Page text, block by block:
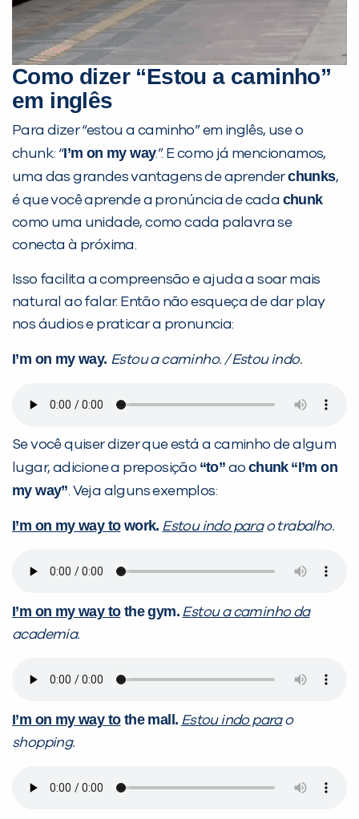
Como dizer “Estou a caminho”
em inglês
Para dizer “estou a caminho” em inglês, use o
chunk: “I’m on my way.”. E como já mencionamos,
uma das grandes vantagens de aprenderchunks,
é que você aprende a pronúncia de cada chunk
como uma unidade, como cada palavra se
conecta à próxima.
Isso facilita a compreensão e ajuda a soar mais
natural ao falar. Então não esqueça de dar play
nos áudios e praticar a pronuncia:
I’m on my way. Estou a caminho. / Estou indo.
Se você quiser dizer que está a caminho de algum
lugar, adicione a preposição “to” ao chunk “I’m on
my way”. Veja alguns exemplos:
I’m on my way towork. Estou indo parao trabalho.
I’m on my way tothe gym. Estou a caminho da
academia.
I’m on my way tothe mall. Estou indo parao
shopping.
Você é aluno inFlux?
Sim Não